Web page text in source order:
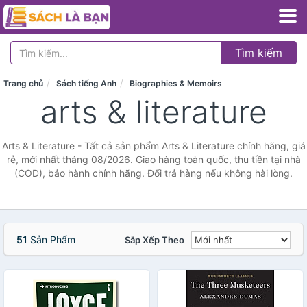
Tìm kiếm
Trang chủ Sách tiếng Anh Biographies & Memoirs
arts & literature
Arts & Literature - Tất cả sản phẩm Arts & Literature chính hãng, giá
rẻ, mới nhất tháng 08/2026. Giao hàng toàn quốc, thu tiền tại nhà
(COD), bảo hành chính hãng. Đổi trả hàng nếu không hài lòng.
51 Sản Phẩm Sắp Xếp Theo